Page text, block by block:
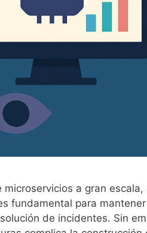
microservicios a gran
fundamental para
de incidentes. Sin